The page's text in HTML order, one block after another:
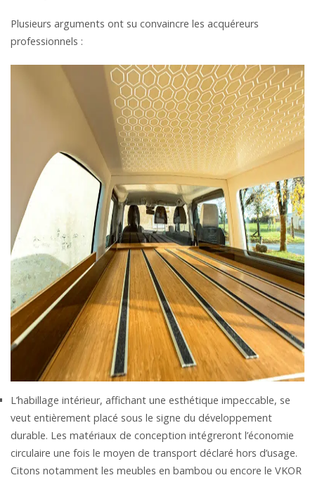
Plusieurs arguments ont su convaincre les acquéreurs
professionnels :
L’habillage intérieur, affichant une esthétique impeccable, se
veut entièrement placé sous le signe du développement
durable. Les matériaux de conception intégreront l’économie
circulaire une fois le moyen de transport déclaré hors d’usage.
Citons notamment les meubles en bambou ou encore le VKOR